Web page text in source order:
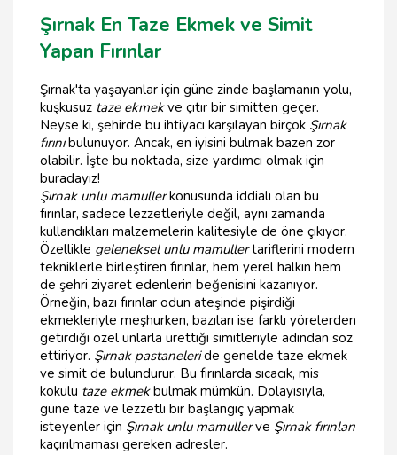
Şırnak En Taze Ekmek ve Simit
Yapan Fırınlar
Şırnak'ta yaşayanlar için güne zinde başlamanın yolu,
kuşkusuz taze ekmekve çıtır bir simitten geçer.
Neyse ki, şehirde bu ihtiyacı karşılayan birçok Şırnak
fırınıbulunuyor. Ancak, en iyisini bulmak bazen zor
olabilir. İşte bu noktada, size yardımcı olmak için
buradayız!
Şırnak unlu mamullerkonusunda iddialı olan bu
fırınlar, sadece lezzetleriyle değil, aynı zamanda
kullandıkları malzemelerin kalitesiyle de öne çıkıyor.
Özellikle geleneksel unlu mamullertariflerini modern
tekniklerle birleştiren fırınlar, hem yerel halkın hem
de şehri ziyaret edenlerin beğenisini kazanıyor.
Örneğin, bazı fırınlar odun ateşinde pişirdiği
ekmekleriyle meşhurken, bazıları ise farklı yörelerden
getirdiği özel unlarla ürettiği simitleriyle adından söz
ettiriyor. Şırnak pastaneleride genelde taze ekmek
ve simit de bulundurur. Bu fırınlarda sıcacık, mis
kokulu taze ekmekbulmak mümkün. Dolayısıyla,
güne taze ve lezzetli bir başlangıç yapmak
isteyenler için Şırnak unlu mamullerve Şırnak fırınları
kaçırılmaması gereken adresler.